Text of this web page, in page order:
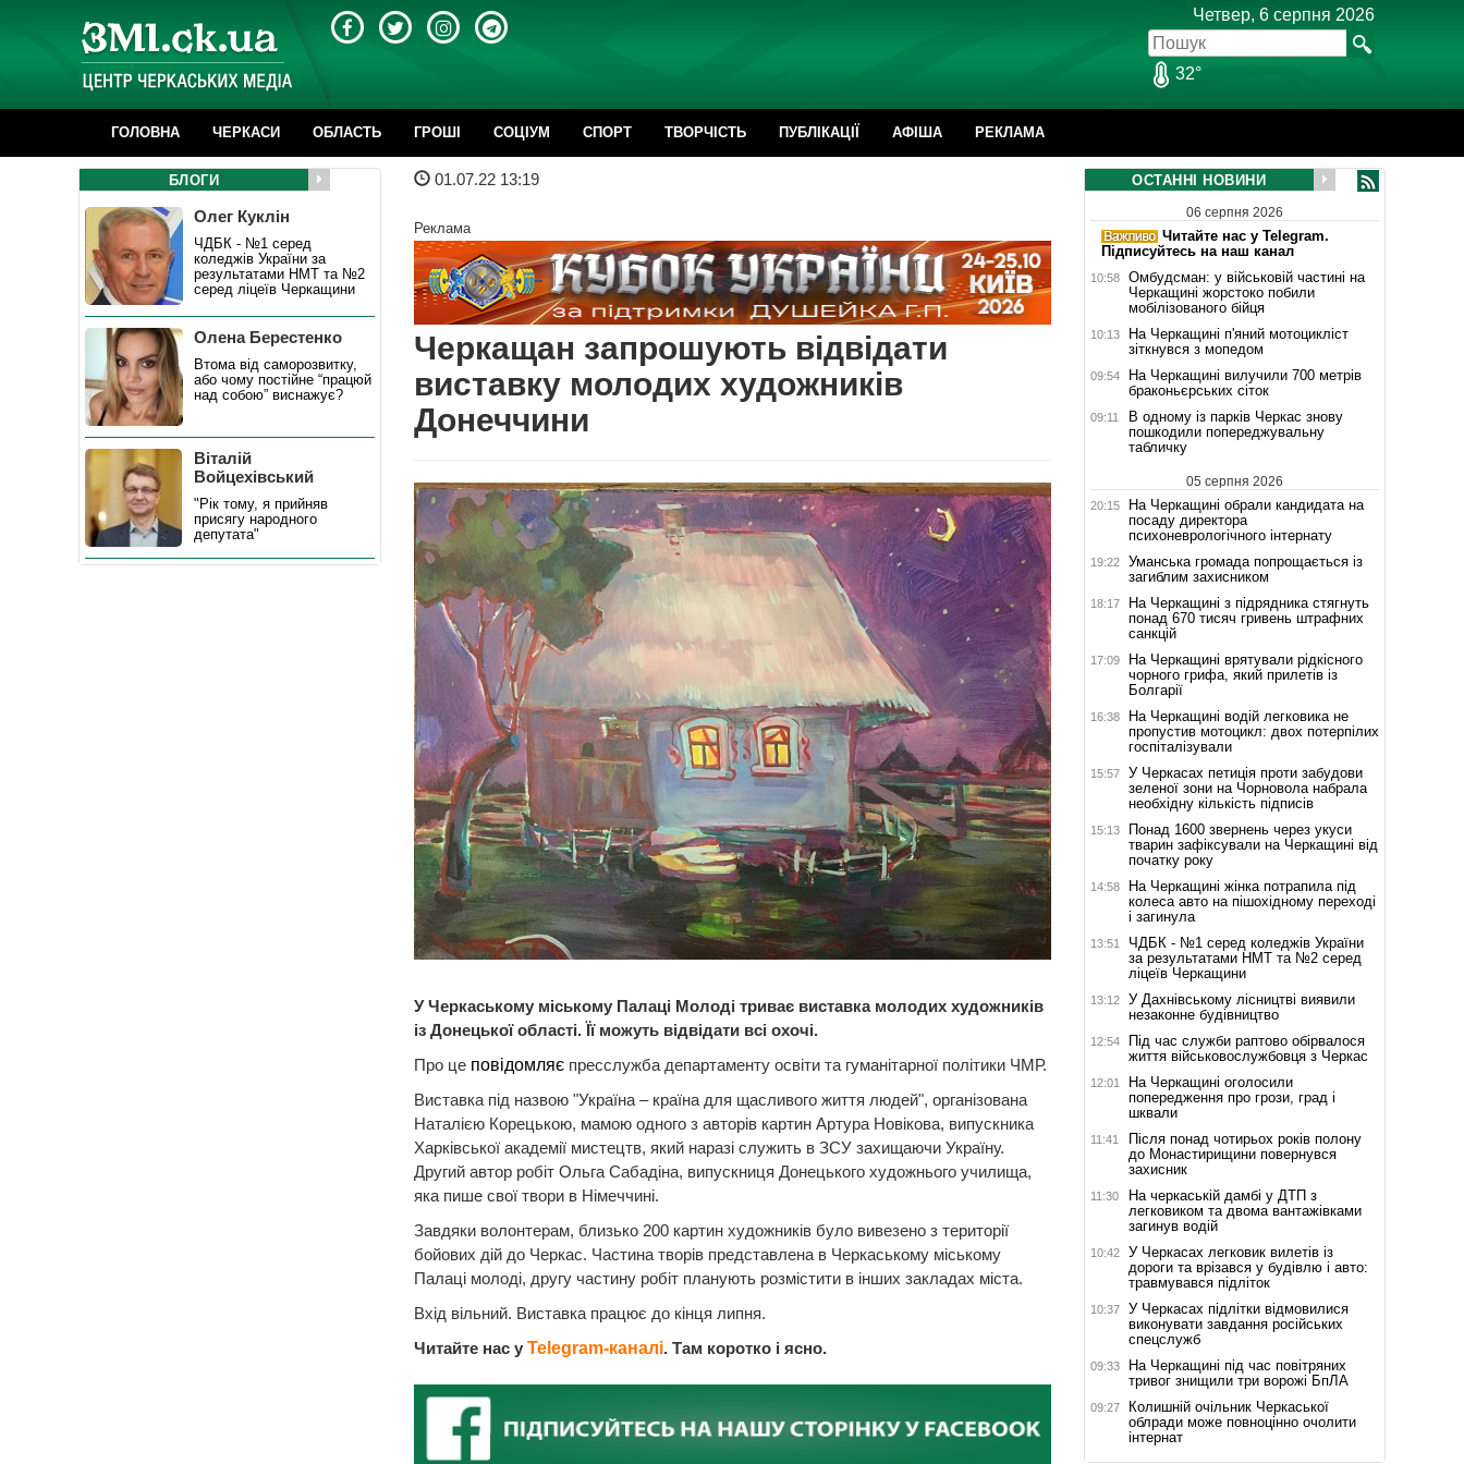
Четвер, 6 серпня 2026
32°
ГОЛОВНА ЧЕРКАСИ ОБЛАСТЬ ГРОШІ CОЦІУМ СПОРТ ТВОРЧІСТЬ ПУБЛІКАЦІЇ АФІША РЕКЛАМА
01.07.22 13:19
Реклама
Черкащан запрошують відвідати
виставку молодих художників
Донеччини
У Черкаському міському Палаці Молоді триває виставка молодих художників
із Донецької області. Її можуть відвідати всі охочі.
Про це повідомляє пресслужба департаменту освіти та гуманітарної політики ЧМР.
Виставка під назвою "Україна – країна для щасливого життя людей", організована
Наталією Корецькою, мамою одного з авторів картин Артура Новікова, випускника
Харківської академії мистецтв, який наразі служить в ЗСУ захищаючи Україну.
Другий автор робіт Ольга Сабадіна, випускниця Донецького художнього училища,
яка пише свої твори в Німеччині.
Завдяки волонтерам, близько 200 картин художників було вивезено з території
бойових дій до Черкас. Частина творів представлена в Черкаському міському
Палаці молоді, другу частину робіт планують розмістити в інших закладах міста.
Вхід вільний. Виставка працює до кінця липня.
Читайте нас у Telegram-каналі. Там коротко і ясно.
БЛОГИ
Олег Куклін
ЧДБК - №1 серед
коледжів України за
результатами НМТ та №2
серед ліцеїв Черкащини
Олена Берестенко
Втома від саморозвитку,
або чому постійне “працюй
над собою” виснажує?
Віталій
Войцехівський
"Рік тому, я прийняв
присягу народного
депутата"
ОСТАННІ НОВИНИ
06 серпня 2026
Читайте нас у Telegram.
Підписуйтесь на наш канал
10:58
Омбудсман: у військовій частині на
Черкащині жорстоко побили
мобілізованого бійця
10:13
На Черкащині п'яний мотоцикліст
зіткнувся з мопедом
09:54
На Черкащині вилучили 700 метрів
браконьєрських сіток
09:11
В одному із парків Черкас знову
пошкодили попереджувальну
табличку
05 серпня 2026
20:15
На Черкащині обрали кандидата на
посаду директора
психоневрологічного інтернату
19:22
Уманська громада попрощається із
загиблим захисником
18:17
На Черкащині з підрядника стягнуть
понад 670 тисяч гривень штрафних
санкцій
17:09
На Черкащині врятували рідкісного
чорного грифа, який прилетів із
Болгарії
16:38
На Черкащині водій легковика не
пропустив мотоцикл: двох потерпілих
госпіталізували
15:57
У Черкасах петиція проти забудови
зеленої зони на Чорновола набрала
необхідну кількість підписів
15:13
Понад 1600 звернень через укуси
тварин зафіксували на Черкащині від
початку року
14:58
На Черкащині жінка потрапила під
колеса авто на пішохідному переході
і загинула
13:51
ЧДБК - №1 серед коледжів України
за результатами НМТ та №2 серед
ліцеїв Черкащини
13:12
У Дахнівському лісництві виявили
незаконне будівництво
12:54
Під час служби раптово обірвалося
життя військовослужбовця з Черкас
12:01
На Черкащині оголосили
попередження про грози, град і
шквали
11:41
Після понад чотирьох років полону
до Монастирищини повернувся
захисник
11:30
На черкаській дамбі у ДТП з
легковиком та двома вантажівками
загинув водій
10:42
У Черкасах легковик вилетів із
дороги та врізався у будівлю і авто:
травмувався підліток
10:37
У Черкасах підлітки відмовилися
виконувати завдання російських
спецслужб
09:33
На Черкащині під час повітряних
тривог знищили три ворожі БпЛА
09:27
Колишній очільник Черкаської
облради може повноцінно очолити
інтернат